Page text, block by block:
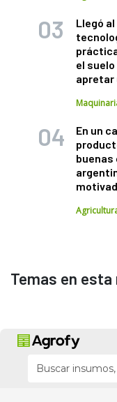
Llegó
el
apretar
En un
buenas
Temas en esta